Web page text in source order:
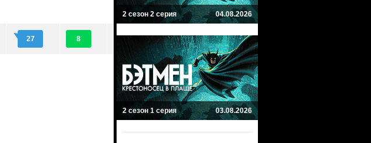
27 8
2 сезон 2 серия 04.08.2026
2 сезон 1 серия 03.08.2026